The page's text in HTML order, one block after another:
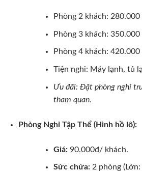
Phòng 2 khách:
Phòng 3 khách:
Phòng 4 khách:
Tiện nghi: Máy lạnh, tủ
Ưu đãi: Đặt phòng nghỉ
tham quan.
Phòng Nghỉ Tập Thể (Hình hồ lô):
Giá:90.000đ/ khách.
Sức chứa:2 phòng